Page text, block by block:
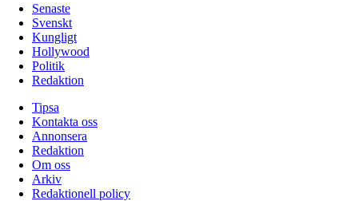
Senaste
Svenskt
Kungligt
Hollywood
Politik
Redaktion
Tipsa
Kontakta oss
Annonsera
Redaktion
Om oss
Arkiv
Redaktionell policy